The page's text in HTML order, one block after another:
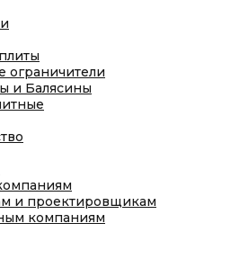
ограничители
и Балясины
и проектировщикам
компаниям